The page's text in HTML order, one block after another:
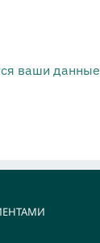
ваши данные